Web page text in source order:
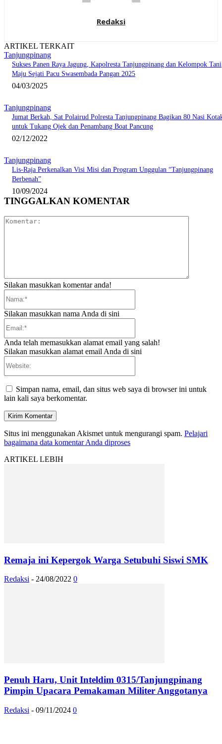
Redaksi
ARTIKEL TERKAIT
Tanjungpinang
Sukses Panen Raya Jagung, Kapolresta Tanjungpinang dan Kelompok Tani
Maju Sejati Pacu Swasembada Pangan 2025
04/03/2025
Tanjungpinang
Jumat Berkah, Sat Polairud Polresta Tanjungpinang Bagikan 80 Nasi
untuk Tukang Ojek dan Penambang Boat Pancung
02/12/2022
Tanjungpinang
Lis-Raja Perkenalkan Visi Misi dan Program Unggulan “Tanjungpinang
Berbenah”
10/09/2024
TINGGALKAN KOMENTAR
Silakan masukkan komentar anda!
Silakan masukkan nama Anda di sini
Anda telah memasukkan alamat email yang salah!
Silakan masukkan alamat email Anda di sini
Simpan nama, email, dan situs web saya di browser ini untuk
lain kali saya berkomentar.
Situs ini menggunakan Akismet untuk mengurangi spam. Pelajari
bagaimana data komentar Anda diproses
ARTIKEL LEBIH
Remaja ini Kepergok Warga Setubuhi Siswi SMK
Redaksi - 24/08/2022 0
Penuh Haru, Unit Inteldim 0315/Tanjungpinang
Pimpin Upacara Pemakaman Militer Anggotanya
Redaksi - 09/11/2024 0